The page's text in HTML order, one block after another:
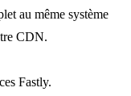
au même système
CDN.
Fastly.